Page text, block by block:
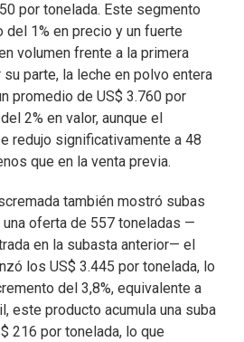
por tonelada. Este segmento
del 1% en precio y un fuerte
volumen frente a la primera
parte, la leche en polvo entera
promedio de US$ 3.760 por
2% en valor, aunque el
redujo significativamente a 48
que en la venta previa.
también mostró subas
oferta de 557 toneladas —
en la subasta anterior— el
los US$ 3.445 por tonelada, lo
del 3,8%, equivalente a
este producto acumula una suba
216 por tonelada, lo que